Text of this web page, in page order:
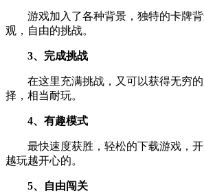
游戏加入了各种背景，独特的卡牌背
观，自由的挑战。
3、完成挑战
在这里充满挑战，又可以获得无穷的
择，相当耐玩。
4、有趣模式
最快速度获胜，轻松的下载游戏，开
越玩越开心的。
5、自由闯关